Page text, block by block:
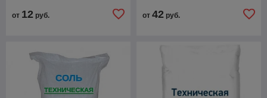
от 12 руб. от 42 руб.